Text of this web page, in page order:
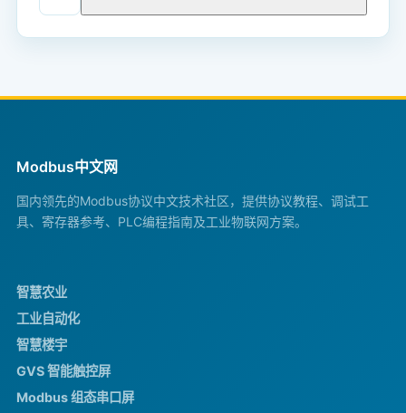
Modbus中文网
国内领先的Modbus协议中文技术社区，提供协议教程、调试工
具、寄存器参考、PLC编程指南及工业物联网方案。
智慧农业
工业自动化
智慧楼宇
GVS 智能触控屏
Modbus 组态串口屏